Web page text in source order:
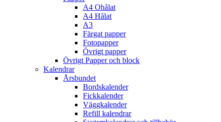
A4 Ohålat
A4 Hålat
A3
Färgat papper
Fotopapper
Övrigt papper
Övrigt Papper och block
Kalendrar
Årsbundet
Bordskalender
Fickkalender
Väggkalender
Refill kalendrar